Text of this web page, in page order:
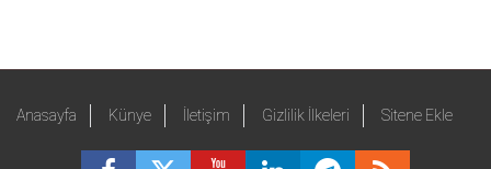
Anasayfa Künye İletişim Gizlilik İlkeleri Sitene Ekle